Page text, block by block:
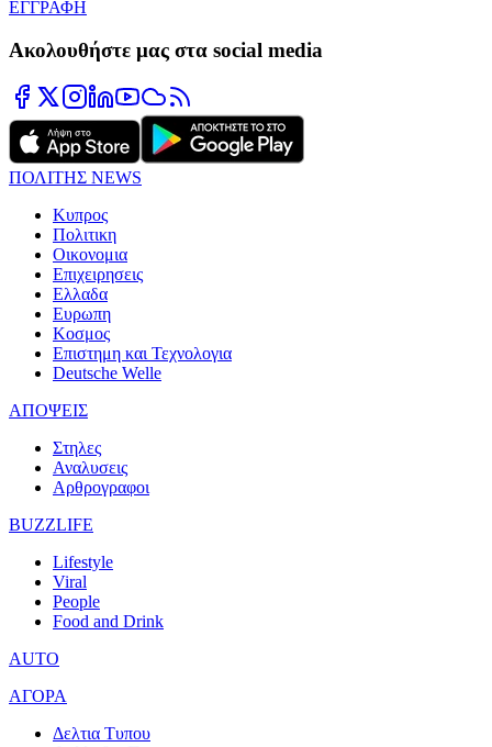
ΕΓΓΡΑΦΗ
Ακολουθήστε μας στα social media
ΠΟΛΙΤΗΣ NEWS
Κυπρος
Πολιτικη
Οικονομια
Επιχειρησεις
Ελλαδα
Ευρωπη
Κοσμος
Επιστημη και Τεχνολογια
Deutsche Welle
ΑΠΟΨΕΙΣ
Στηλες
Αναλυσεις
Αρθρογραφοι
BUZZLIFE
Lifestyle
Viral
People
Food and Drink
AUTO
ΑΓΟΡΑ
Δελτια Τυπου